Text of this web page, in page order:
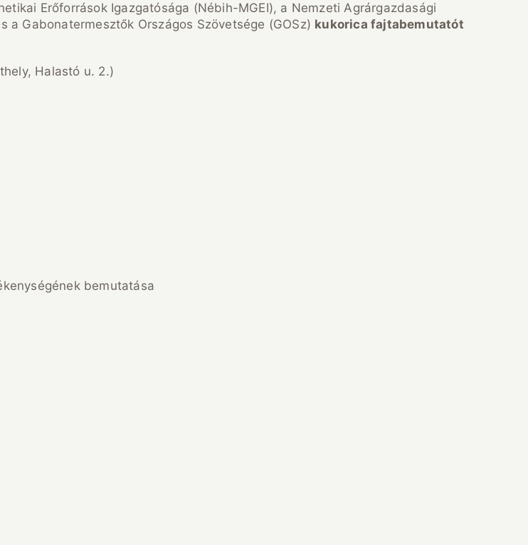
Erőforrások Igazgatósága (Nébih-MGEI), a Nemzeti Agrárgazdasági
a Gabonatermesztők Országos Szövetsége (GOSz) kukorica fajtabemutatót
Halastó u. 2.)
bemutatása